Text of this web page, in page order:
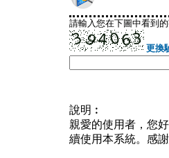
請輸入您在下圖中看到
更換
說明︰
親愛的使用者，您
續使用本系統。感謝